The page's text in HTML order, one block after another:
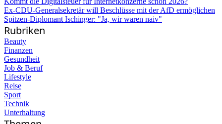
Ex-CDU-Generalsekretär will Beschlüsse mit der AfD ermöglichen
Spitzen-Diplomant Ischinger: "Ja, wir waren naiv"
Rubriken
Beauty
Finanzen
Gesundheit
Job & Beruf
Lifestyle
Reise
Sport
Technik
Unterhaltung